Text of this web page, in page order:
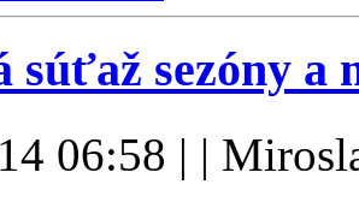
súťaž sezóny
06:58 | |